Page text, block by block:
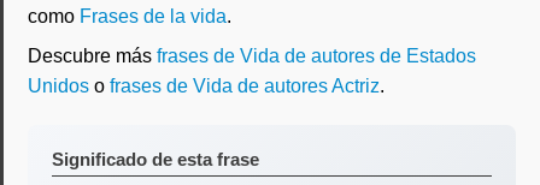
como Frases de la vida.
Descubre más frases de Vida de autores de Estados
Unidos o frases de Vida de autores Actriz.
Significado de esta frase